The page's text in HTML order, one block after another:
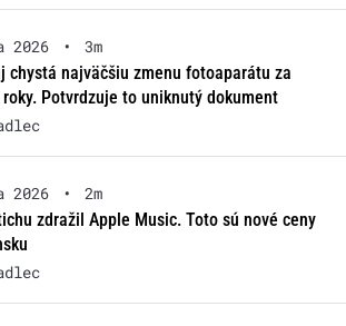
2026 •
3m
chystá najväčšiu zmenu fotoaparátu za
Potvrdzuje to uniknutý dokument
2026 •
2m
zdražil Apple Music. Toto sú nové ceny